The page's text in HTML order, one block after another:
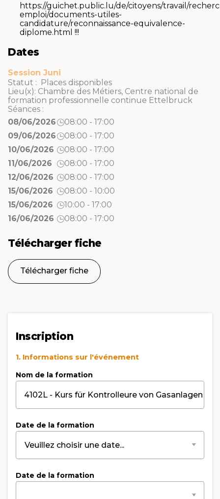
https://guichet.public.lu/de/citoyens/travail/
emploi/documents-utiles-
candidature/reconnaissance-equivalence-
diplome.html !!!
Dates
Session Juni
Statut : Places disponibles
Lieu(x): Chambre des Métiers, Centre national de
formation professionnelle continue Ettelbruck
Séances :
08/06/2026
08:00 - 17:00
09/06/2026
08:00 - 17:00
10/06/2026
08:00 - 17:00
11/06/2026
08:00 - 17:00
12/06/2026
08:00 - 17:00
15/06/2026
08:00 - 10:00
15/06/2026
10:00 - 17:00
16/06/2026
08:00 - 17:00
Télécharger fiche
Télécharger fiche
Inscription
1. Informations sur l'événement
Nom de la formation
Date de la formation
Date de la formation